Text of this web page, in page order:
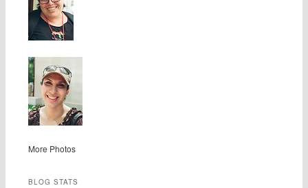
More Photos
BLOG STATS